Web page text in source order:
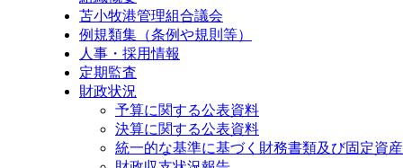
苫小牧港管理組合議会
例規類集（条例や規則等）
人事・採用情報
定期監査
財政状況
予算に関する公表資料
決算に関する公表資料
統一的な基準に基づく財務書類及び固定資